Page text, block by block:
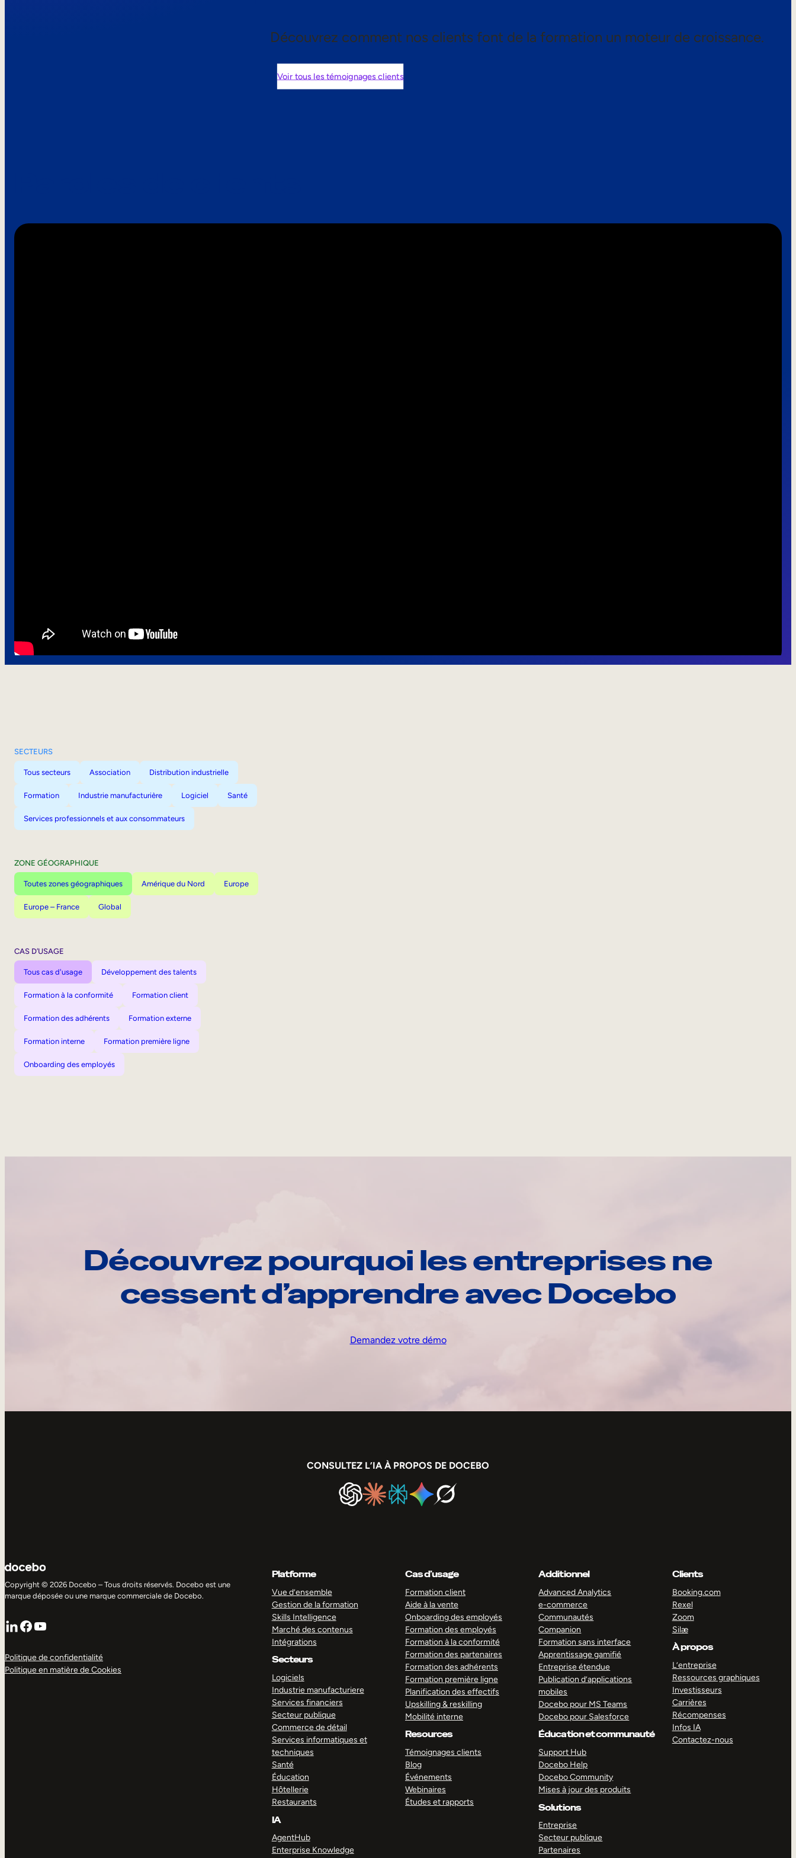
Découvrez comment nos clients font de la formation un moteur de croissance.
Voir tous les témoignages clients
SECTEURS
Tous secteurs Association Distribution industrielle
Formation Industrie manufacturière Logiciel Santé
Services professionnels et aux consommateurs
ZONE GÉOGRAPHIQUE
Toutes zones géographiques Amérique du Nord Europe
Europe – France Global
CAS D’USAGE
Tous cas d'usage Développement des talents
Formation à la conformité Formation client
Formation des adhérents Formation externe
Formation interne Formation première ligne
Onboarding des employés
Découvrez pourquoi les entreprises ne
cessent d’apprendre avec Docebo
Demandez votre démo
CONSULTEZ L’IA À PROPOS DE DOCEBO
Copyright © 2026 Docebo – Tous droits réservés. Docebo est une
marque déposée ou une marque commerciale de Docebo.
LinkedIn
Facebook
YouTube
Politique de confidentialité
Politique en matière de Cookies
Platforme
Vue d’ensemble
Gestion de la formation
Skills Intelligence
Marché des contenus
Intégrations
Secteurs
Logiciels
Industrie manufacturiere
Services financiers
Secteur publique
Commerce de détail
Services informatiques et
techniques
Santé
Éducation
Hôtellerie
Restaurants
IA
AgentHub
Enterprise Knowledge
Cas d’usage
Formation client
Aide à la vente
Onboarding des employés
Formation des employés
Formation à la conformité
Formation des partenaires
Formation des adhérents
Formation première ligne
Planification des effectifs
Upskilling & reskilling
Mobilité interne
Resources
Témoignages clients
Blog
Événements
Webinaires
Études et rapports
Additionnel
Advanced Analytics
e-commerce
Communautés
Companion
Formation sans interface
Apprentissage gamifié
Entreprise étendue
Publication d’applications
mobiles
Docebo pour MS Teams
Docebo pour Salesforce
Éducation et communauté
Support Hub
Docebo Help
Docebo Community
Mises à jour des produits
Solutions
Entreprise
Secteur publique
Partenaires
Clients
Booking.com
Rexel
Zoom
Silæ
À propos
L’entreprise
Ressources graphiques
Investisseurs
Carrières
Récompenses
Infos IA
Contactez-nous